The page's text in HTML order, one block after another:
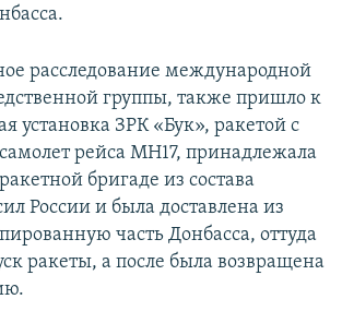
расследование международной
группы, также пришло к
установка ЗРК «Бук», ракетой с
рейса MH17, принадлежала
бригаде из состава
России и была доставлена из
часть Донбасса, оттуда
ракеты, а после была возвращена